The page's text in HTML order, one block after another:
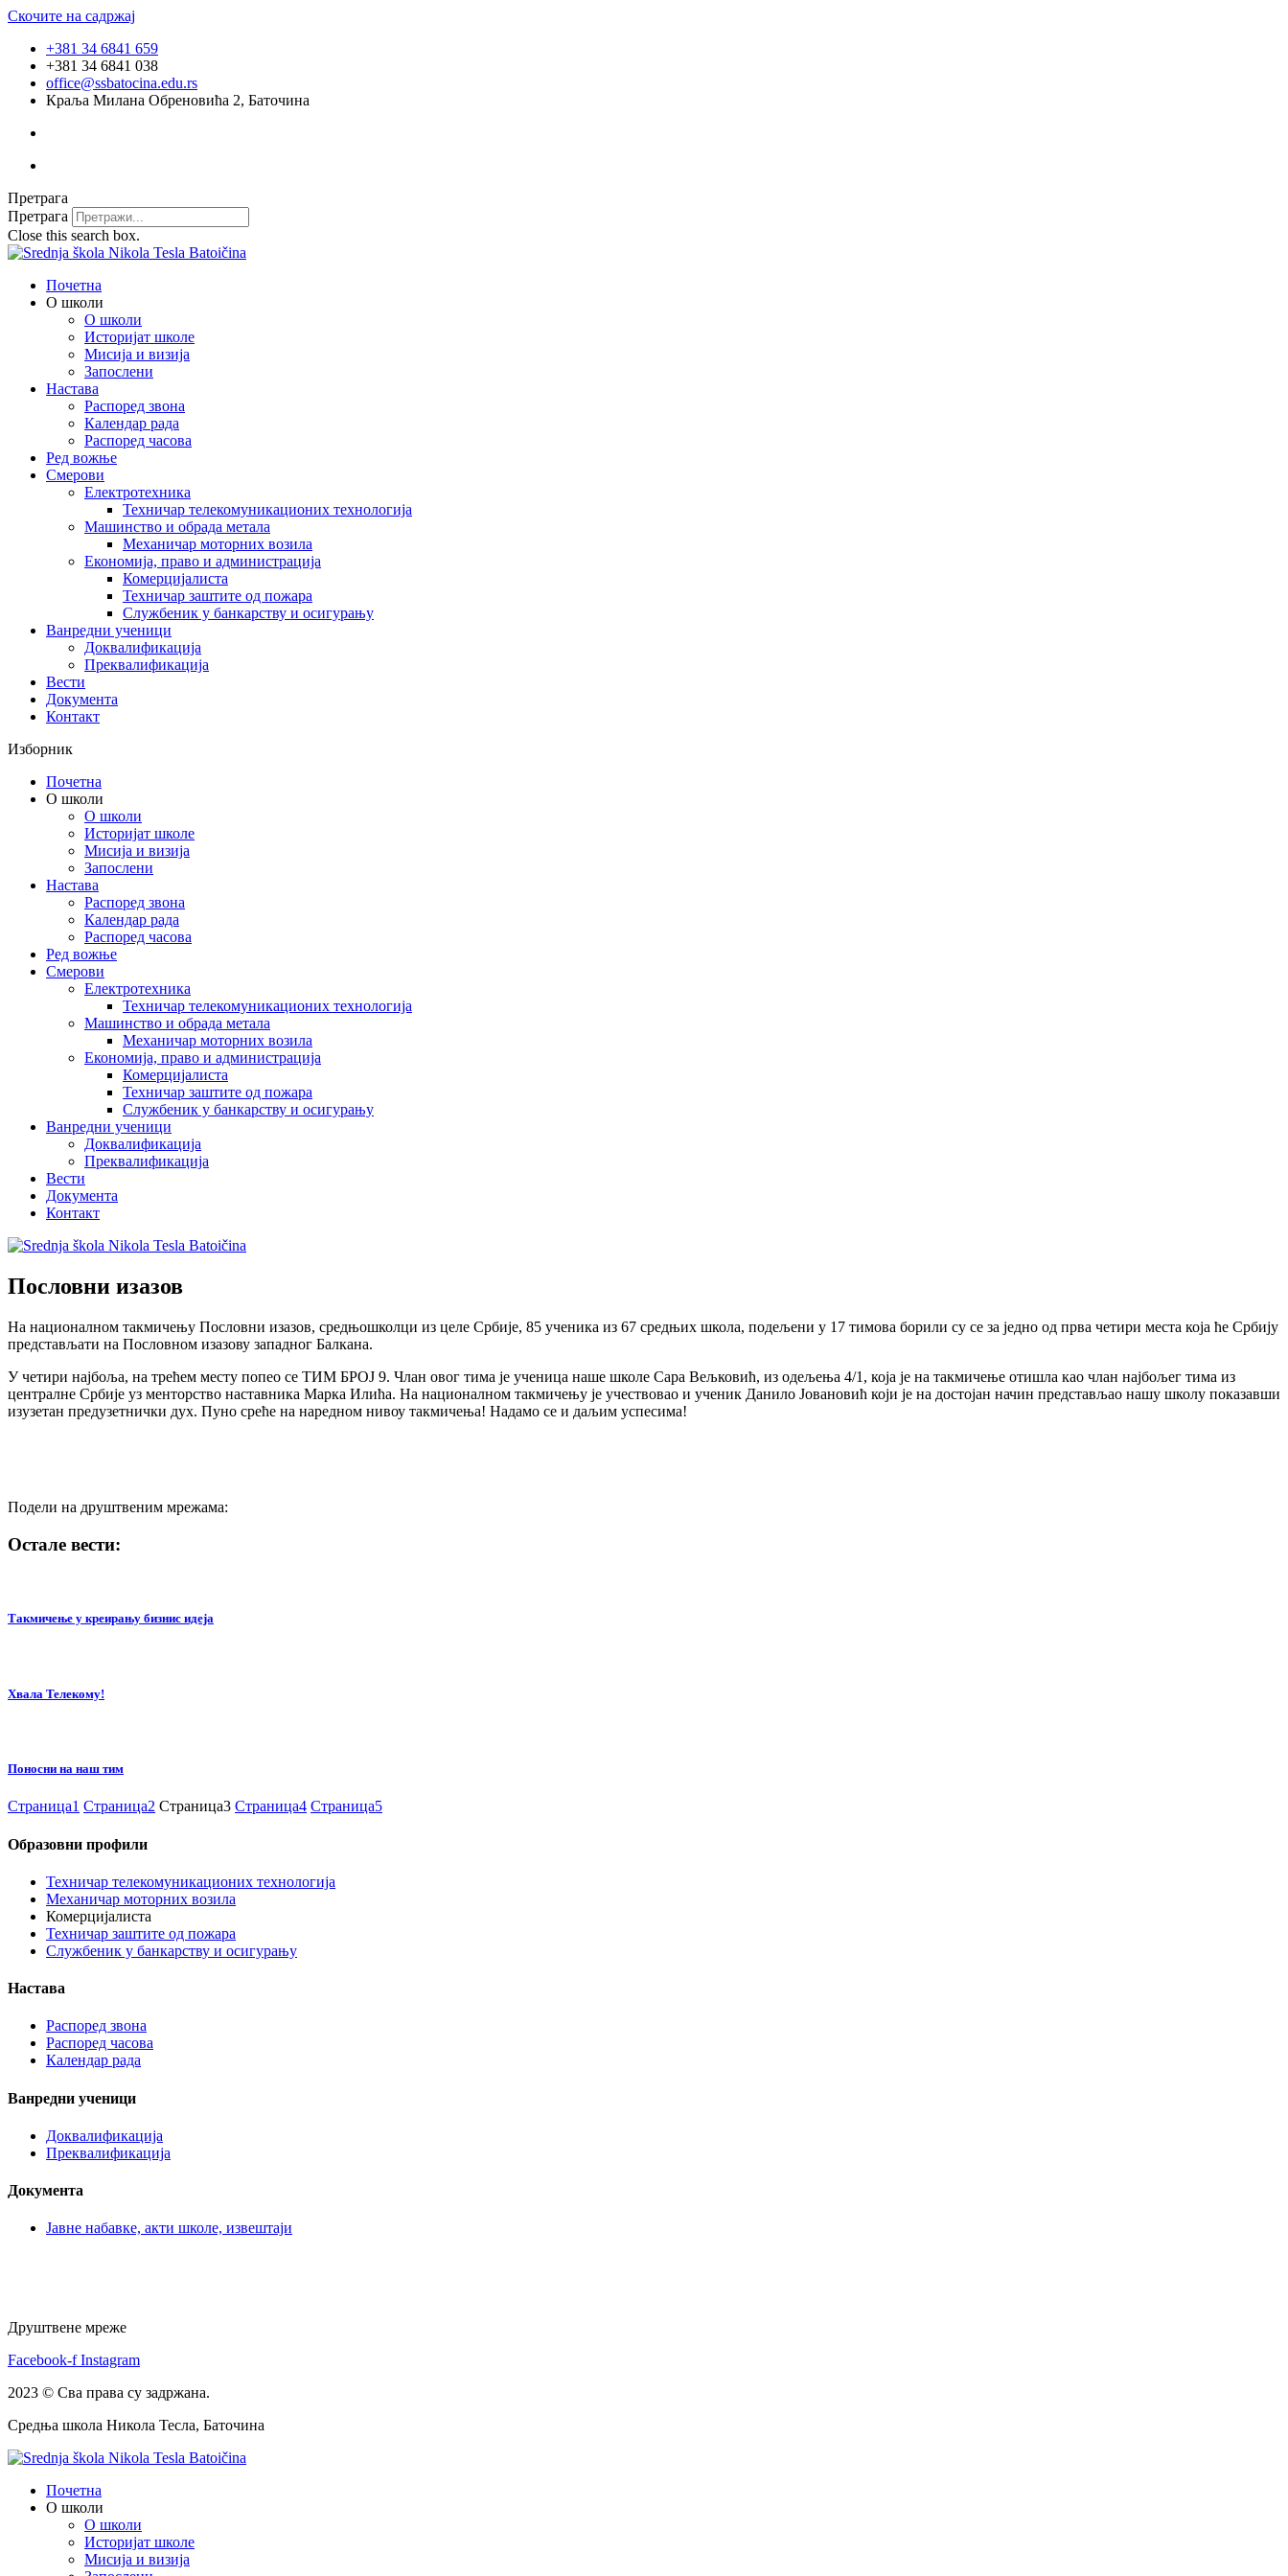
Скочите на садржај
+381 34 6841 659
+381 34 6841 038
office@ssbatocina.edu.rs
Краља Милана Обреновића 2, Баточина
Претрага
Претрага
Close this search box.
Почетна
О школи
О школи
Историјат школе
Мисија и визија
Запослени
Настава
Распоред звона
Календар рада
Распоред часова
Ред вожње
Смерови
Електротехника
Техничар телекомуникационих технологија
Машинство и обрада метала
Механичар моторних возила
Економија, право и администрација
Комерцијалиста
Техничар заштите од пожара
Службеник у банкарству и осигурању
Ванредни ученици
Доквалификација
Преквалификација
Вести
Документа
Контакт
Изборник
Почетна
О школи
О школи
Историјат школе
Мисија и визија
Запослени
Настава
Распоред звона
Календар рада
Распоред часова
Ред вожње
Смерови
Електротехника
Техничар телекомуникационих технологија
Машинство и обрада метала
Механичар моторних возила
Економија, право и администрација
Комерцијалиста
Техничар заштите од пожара
Службеник у банкарству и осигурању
Ванредни ученици
Доквалификација
Преквалификација
Вести
Документа
Контакт
Пословни изазов
На националном такмичењу Пословни изазов, средњошколци из целе Србије, 85 ученика из 67 средњих школа, подељени у 17 тимова борили су се за једно од прва четири места која ће Србију
представљати на Пословном изазову западног Балкана.
У четири најбоља, на трећем месту попео се ТИМ БРОЈ 9. Члан овог тима је ученица наше школе Сара Вељковић, из одељења 4/1, која је на такмичење отишла као члан најбољег тима из
централне Србије уз менторство наставника Марка Илића. На националном такмичењу је учествовао и ученик Данило Јовановић који је на достојан начин представљао нашу школу показавши
изузетан предузетнички дух. Пуно среће на наредном нивоу такмичења! Надамо се и даљим успесима!
Подели на друштвеним мрежама:
Остале вести:
Такмичење у креирању бизнис идеја
Хвала Телекому!
Поносни на наш тим
Страница1 Страница2 Страница3 Страница4 Страница5
Образовни профили
Техничар телекомуникационих технологија
Механичар моторних возила
Комерцијалиста
Техничар заштите од пожара
Службеник у банкарству и осигурању
Настава
Распоред звона
Распоред часова
Календар рада
Ванредни ученици
Доквалификација
Преквалификација
Документа
Јавне набавке, акти школе, извештаји
Друштвене мреже
Facebook-f Instagram
2023 © Сва права су задржана.
Средња школа Никола Тесла, Баточина
Почетна
О школи
О школи
Историјат школе
Мисија и визија